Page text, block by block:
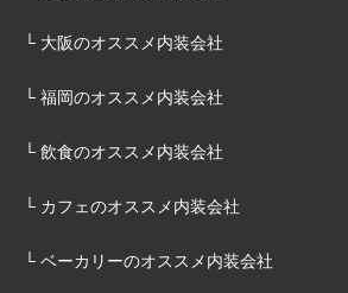
└ 大阪のオススメ内装会社
└ 福岡のオススメ内装会社
└ 飲食のオススメ内装会社
└ カフェのオススメ内装会社
└ ベーカリーのオススメ内装会社